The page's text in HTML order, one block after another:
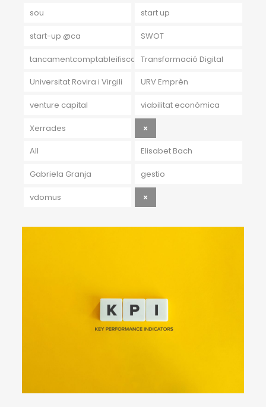
sou start up
start-up @ca SWOT
tancamentcomptableifiscal Transformació Digital
Universitat Rovira i Virgili URV Emprèn
venture capital viabilitat econòmica
Xerrades
All Elisabet Bach
Gabriela Granja gestio
vdomus